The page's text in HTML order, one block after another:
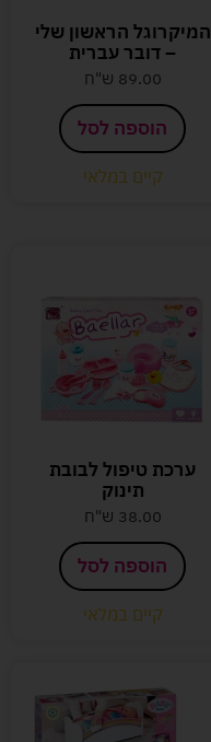
המיקרוגל הראשון שלי
– דובר עברית
89.00 ש"ח
הוספה לסל
קיים במלאי
ערכת טיפול לבובת
תינוק
38.00 ש"ח
הוספה לסל
קיים במלאי